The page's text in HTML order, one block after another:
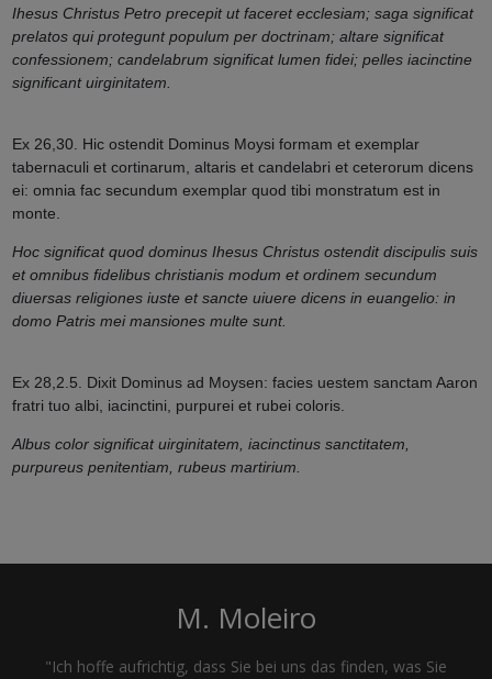
Ihesus Christus Petro precepit ut faceret ecclesiam; saga significat
prelatos qui protegunt populum per doctrinam; altare significat
confessionem; candelabrum significat lumen fidei; pelles iacinctine
significant uirginitatem.
Ex 26,30. Hic ostendit Dominus Moysi formam et exemplar
tabernaculi et cortinarum, altaris et candelabri et ceterorum dicens
ei: omnia fac secundum exemplar quod tibi monstratum est in
monte.
Hoc significat quod dominus Ihesus Christus ostendit discipulis suis
et omnibus fidelibus christianis modum et ordinem secundum
diuersas religiones iuste et sancte uiuere dicens in euangelio: in
domo Patris mei mansiones multe sunt.
Ex 28,2.5. Dixit Dominus ad Moysen: facies uestem sanctam Aaron
fratri tuo albi, iacinctini, purpurei et rubei coloris.
Albus color significat uirginitatem, iacinctinus sanctitatem,
purpureus penitentiam, rubeus martirium.
M. Moleiro
"Ich hoffe aufrichtig, dass Sie bei uns das finden, was Sie